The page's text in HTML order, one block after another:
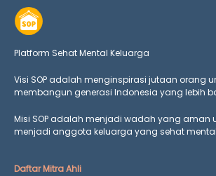
Platform Sehat Mental Keluarga
Visi SOP adalah menginspirasi jutaan orang
membangun generasi Indonesia yang lebih
Misi SOP adalah menjadi wadah yang aman
menjadi anggota keluarga yang sehat
Daftar Mitra Ahli